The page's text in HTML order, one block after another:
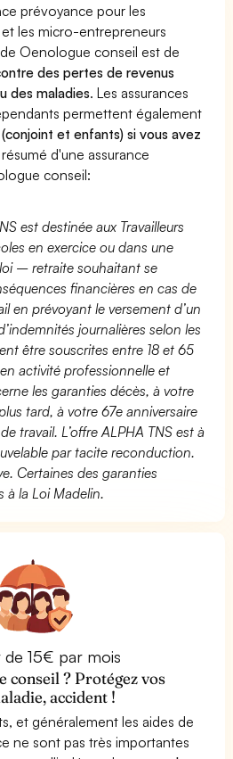
prévoyance pour les
les micro-entrepreneurs
Oenologue conseil est de
des pertes de revenus
des maladies. Les assurances
permettent également
et enfants) si vous avez
d'une assurance
conseil:
est destinée aux Travailleurs
en exercice ou dans une
– retraite souhaitant se
financières en cas de
en prévoyant le versement d’un
journalières selon les
être souscrites entre 18 et 65
activité professionnelle et
les garanties décès, à votre
tard, à votre 67e anniversaire
travail. L’offre ALPHA TNS est à
par tacite reconduction.
Certaines des garanties
à la Loi Madelin.
15€ par mois
conseil ? Protégez vos
accident !
et généralement les aides de
ne sont pas très importantes